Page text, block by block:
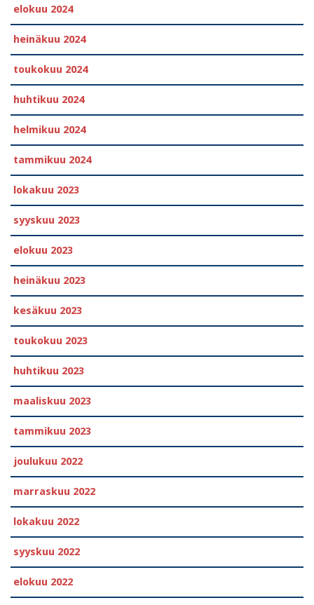
elokuu 2024
heinäkuu 2024
toukokuu 2024
huhtikuu 2024
helmikuu 2024
tammikuu 2024
lokakuu 2023
syyskuu 2023
elokuu 2023
heinäkuu 2023
kesäkuu 2023
toukokuu 2023
huhtikuu 2023
maaliskuu 2023
tammikuu 2023
joulukuu 2022
marraskuu 2022
lokakuu 2022
syyskuu 2022
elokuu 2022